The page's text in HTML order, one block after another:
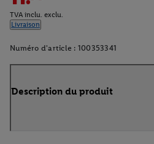
TVA inclu. exclu.
Livraison
Numéro d'article : 100353341
Description du produit